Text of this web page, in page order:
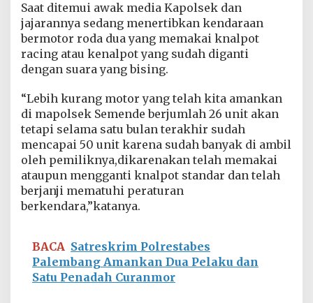
S
e
m
e
n
d
A
m
a
n
k
a
n
2
5
U
t
R
2
Saat ditemui awak media Kapolsek dan
jajarannya sedang menertibkan kendaraan
bermotor roda dua yang memakai knalpot
racing atau kenalpot yang sudah diganti
dengan suara yang bising.
“Lebih kurang motor yang telah kita amankan
di mapolsek Semende berjumlah 26 unit akan
tetapi selama satu bulan terakhir sudah
mencapai 50 unit karena sudah banyak di ambil
oleh pemiliknya,dikarenakan telah memakai
ataupun mengganti knalpot standar dan telah
berjanji mematuhi peraturan
berkendara,”katanya.
BACA Satreskrim Polrestabes
Palembang Amankan Dua Pelaku dan
Satu Penadah Curanmor